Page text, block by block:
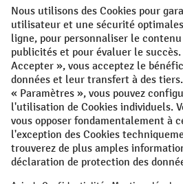
Conditions générales Mentions
Protection des Données
All prices excl. VAT plusshipping costs
if not stated otherwise.
¹ La remise est valable jusqu'à épuisement
s'applique pas aux prix spéciaux. Il n'est
avec d'autres réductions en pourcentage
réduction unique est offerte lors de la